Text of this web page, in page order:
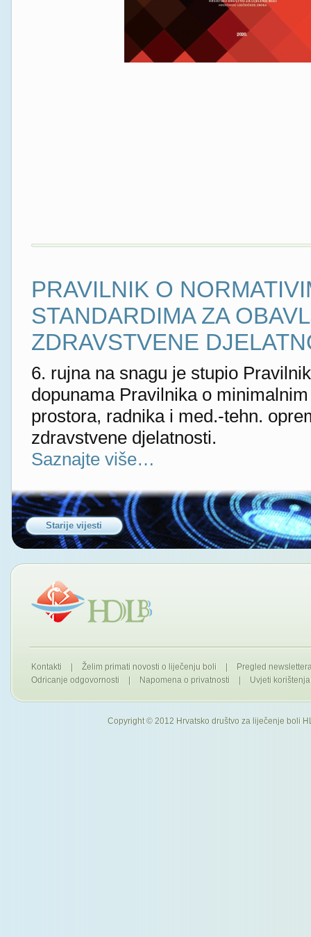
PRAVILNIK O
STANDARDIMA ZA
ZDRAVSTVENE
6. rujna na snagu je stupio
dopunama Pravilnika o
prostora, radnika i med.-tehn.
zdravstvene djelatnosti.
Saznajte više…
Starije vijesti
Kontakti Želim primati novosti o liječenju boli
Pregled
Odricanje odgovornosti
Napomena o privatnosti Uvjeti korištenja
Copyright © 2012 Hrvatsko društvo za liječenje boli